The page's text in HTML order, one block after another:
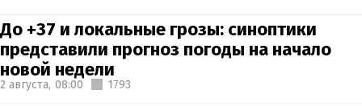
До +37 и локальные грозы: синоптики
представили прогноз погоды на начало
новой недели
2 августа, 08:00 1793